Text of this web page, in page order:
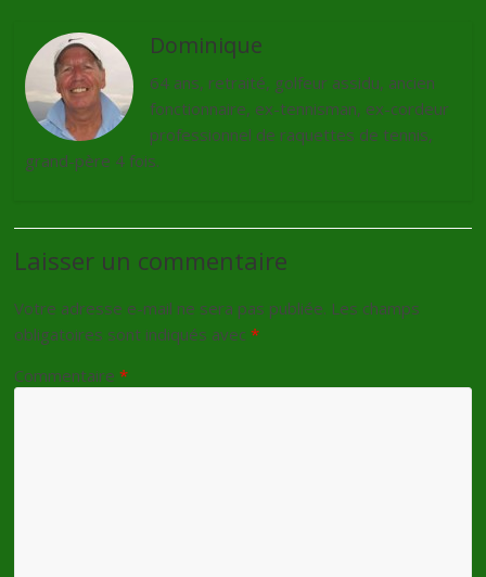
Dominique
64 ans, retraité, golfeur assidu, ancien
fonctionnaire, ex-tennisman, ex-cordeur
professionnel de raquettes de tennis,
grand-père 4 fois.
Laisser un commentaire
Votre adresse e-mail ne sera pas publiée. Les champs
obligatoires sont indiqués avec*
Commentaire*